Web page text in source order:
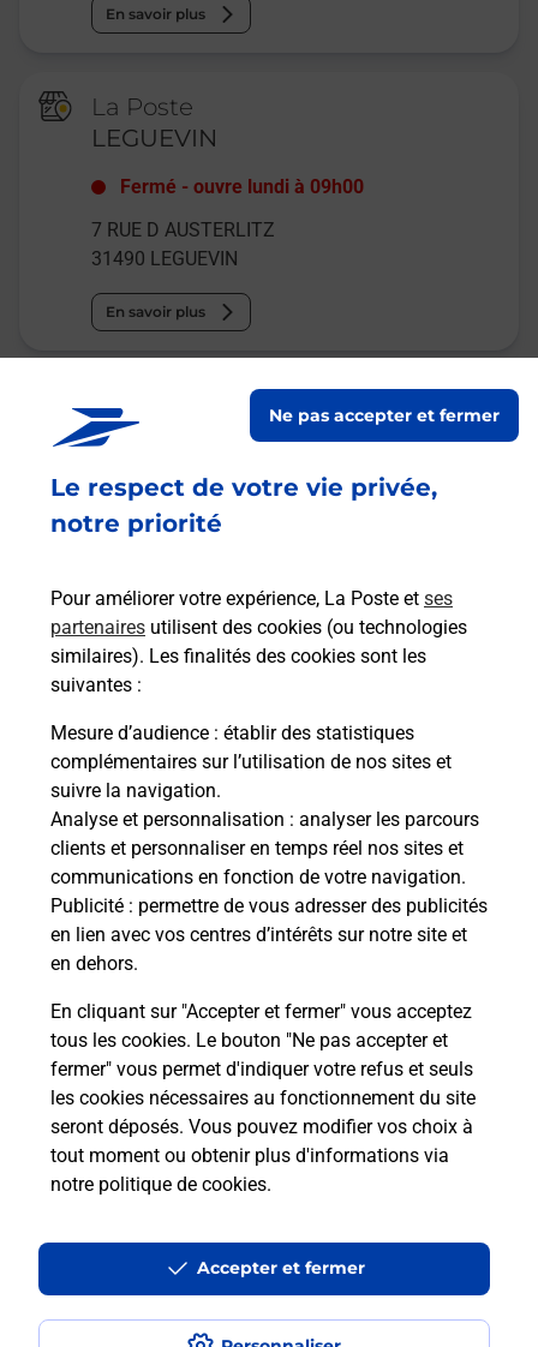
Le respect de votre vie privée,
notre priorité
Pour améliorer votre expérience, La Poste et ses
partenaires utilisent des cookies (ou technologies
similaires). Les finalités des cookies sont les
suivantes :
Mesure d’audience : établir des statistiques
complémentaires sur l’utilisation de nos sites et
suivre la navigation.
Analyse et personnalisation : analyser les parcours
clients et personnaliser en temps réel nos sites et
communications en fonction de votre navigation.
Publicité : permettre de vous adresser des publicités
en lien avec vos centres d’intérêts sur notre site et
en dehors.
En cliquant sur "Accepter et fermer" vous acceptez
tous les cookies. Le bouton "Ne pas accepter et
fermer" vous permet d'indiquer votre refus et seuls
les cookies nécessaires au fonctionnement du site
seront déposés. Vous pouvez modifier vos choix à
tout moment ou obtenir plus d'informations via
notre politique de cookies.
Ne pas accepter et fermer
Accepter et fermer
En savoir plus
La Poste
LEGUEVIN
Fermé -ouvre lundi à 09h00
7 RUE D AUSTERLITZ
31490 LEGUEVIN
En savoir plus
en ligne
Ouvert 24h/24
En savoir plus
Recherchez un autre point de contact
Questions fréquemment posées
Quel réseau utilise La Poste Mobile ?
numéro de mobile gratuitement ?
Est-ce que je peux bénéficier de la 5G
avec La Poste Mobile ?
Est-ce que je peux utiliser mon forfait
à l’étranger avec La Poste Mobile ?
Est-ce que je peux payer mon iPhone
en plusieurs fois avec La Poste Mobile
?